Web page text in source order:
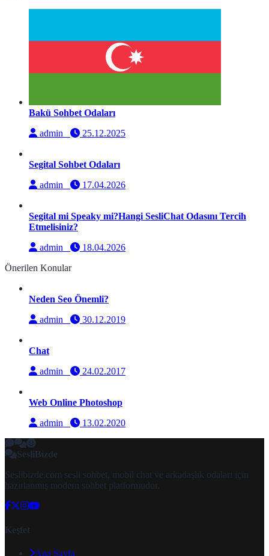
Bakü Sohbet Odaları
admin
25.12.2025
Segital Sohbet Odaları
admin
17.04.2026
Segital mi Speaky mi?Hangi SesliChat Odasını Tercih
Etmelisiniz?
admin
18.04.2026
Önerilen Konular
Neden Seo Önemli?
admin
30.12.2019
Chat
admin
24.02.2017
Web Online Photoshop
admin
13.02.2020
SesliBizde
Seslibizde.com sesli sohbet, mobil chat ve arkadaşlık odaları için
hazırlanmış modern sohbet platformudur.
Keşfet
Ana Sayfa